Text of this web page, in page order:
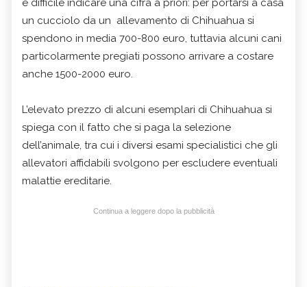
è difficile indicare una cifra a priori: per portarsi a casa
un cucciolo da un allevamento di Chihuahua si
spendono in media 700-800 euro, tuttavia alcuni cani
particolarmente pregiati possono arrivare a costare
anche 1500-2000 euro.
L’elevato prezzo di alcuni esemplari di Chihuahua si
spiega con il fatto che si paga la selezione
dell’animale, tra cui i diversi esami specialistici che gli
allevatori affidabili svolgono per escludere eventuali
malattie ereditarie.
Continua a leggere dopo la pubblicità